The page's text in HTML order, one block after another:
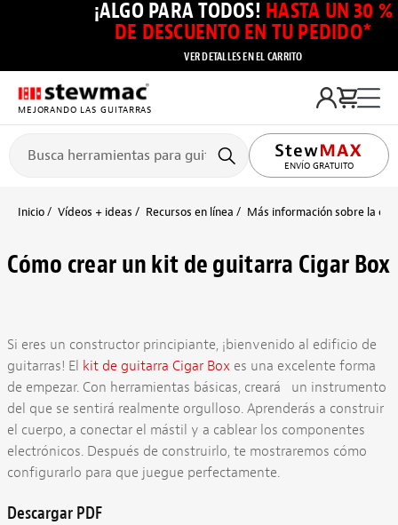
¡ALGO PARA TODOS! HASTA UN 30 %
DE DESCUENTO EN TU PEDIDO*
VER DETALLES EN EL CARRITO
MEJORANDO LAS GUITARRAS
ENVÍO GRATUITO
Inicio Vídeos + ideas Recursos en línea Más información sobre la
Cómo crear un kit de guitarra Cigar Box
Si eres un constructor principiante, ¡bienvenido al edificio de
guitarras! El kit de guitarra Cigar Boxes una excelente forma
de empezar. Con herramientas básicas, creará
un instrumento
del que se sentirá realmente orgulloso. Aprenderás a construir
el cuerpo, a conectar el mástil y a cablear los componentes
electrónicos. Después de construirlo, te mostraremos cómo
configurarlo para que juegue perfectamente.
Descargar PDF